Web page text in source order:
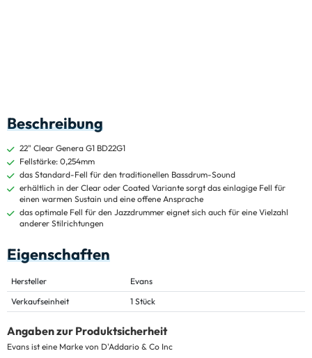
Beschreibung
22" Clear Genera G1 BD22G1
Fellstärke: 0,254mm
das Standard-Fell für den traditionellen Bassdrum-Sound
erhältlich in der Clear oder Coated Variante sorgt das einlagige Fell für
einen warmen Sustain und eine offene Ansprache
das optimale Fell für den Jazzdrummer eignet sich auch für eine Vielzahl
anderer Stilrichtungen
Eigenschaften
Hersteller
Evans
Verkaufseinheit
1 Stück
Angaben zur Produktsicherheit
Evans ist eine Marke von D'Addario & Co Inc